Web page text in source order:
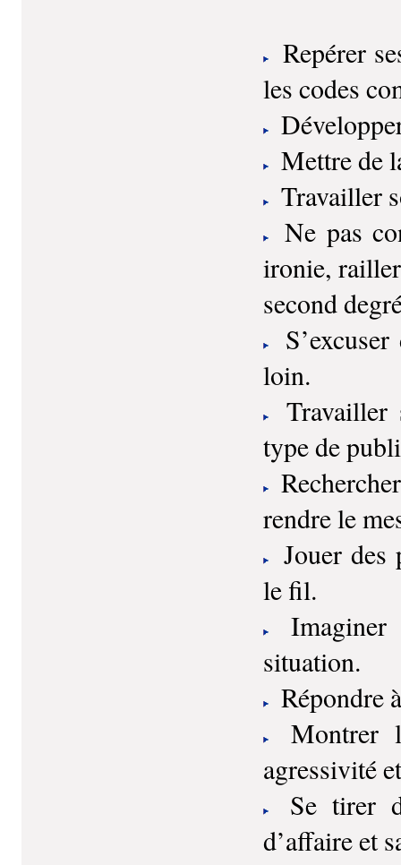
Repérer
les codes
Mettre de
Travailler
Ne pas
ironie,
second
loin.
Travailler
type de
rendre le
Jouer des
le fil.
situation.
Répondre
Montrer
agressivité
Se tirer
d’affaire et